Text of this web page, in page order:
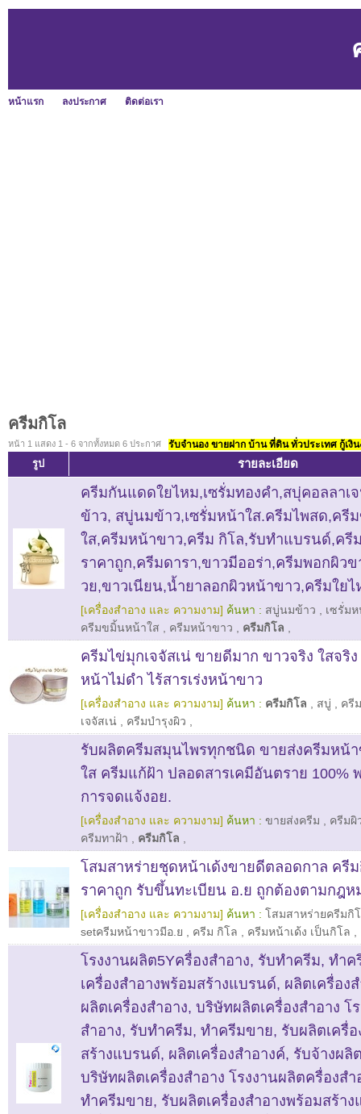
หน้าแรก ลงประกาศ ติดต่อเรา
ครีมกิโล
หน้า 1 แสดง 1 - 6 จากทั้งหมด 6 ประกาศ รับจำนอง ขายฝาก บ้าน ที่ดิน ทั่วประเทศ กู้เงิ
รูป รายละเอียด
ครีมกันแดดใยไหม,เซรั่มทองคำ,สบุ่คอลลาเ
ข้าว, สบู่นมข้าว,เซรั่มหน้าใส.ครีมไพสด,ครี
ใส,ครีมหน้าขาว,ครีม กิโล,รับทำแบรนด์,ครี
ราคาถูก,ครีมดารา,ขาวมีออร่า,ครีมพอกผิวข
วย,ขาวเนียน,น้ำยาลอกผิวหน้าขาว,ครีมใย
[เครื่องสำอาง และ ความงาม] ค้นหา : สบู่นมข้าว
เซรั่ม
ครีมขมิ้นหน้าใส
ครีมหน้าขาว ครีมกิโล
ครีมไข่มุกเจจัสเน่ ขายดีมาก ขาวจริง ใสจริ
หน้าไม่ดำ ไร้สารเร่งหน้าขาว
[เครื่องสำอาง และ ความงาม] ค้นหา : ครีมกิโล สบู่
ครี
เจจัสเน่
ครีมบำรุงผิว
รับผลิตครีมสมุนไพรทุกชนิด ขายส่งครีมหน้
ใส ครีมแก้ฝ้า ปลอดสารเคมีอันตราย 100%
การจดแจ้งอย.
[เครื่องสำอาง และ ความงาม] ค้นหา : ขายส่งครีม
ครีมผิ
ครีมทาฝ้า
ครีมกิโล
โสมสาหร่ายชุดหน้าเด้งขายดีตลอดกาล ครีม
ราคาถูก รับขึ้นทะเบียน อ.ย ถูกต้องตามกฎห
[เครื่องสำอาง และ ความงาม] ค้นหา : โสมสาหร่ายครีมกิ
setครีมหน้าขาวมีอ.ย
ครีม กิโล ครีมหน้าเด้ง เป็นกิโล
โรงงานผลิต5Yครื่องสำอาง, รับทำครีม, ทำ
เครื่องสำอางพร้อมสร้างแบรนด์, ผลิตเครื่อง
ผลิตเครื่องสำอาง, บริษัทผลิตเครื่องสำอาง โ
สำอาง, รับทำครีม, ทำครีมขาย, รับผลิตเครื่
สร้างแบรนด์, ผลิตเครื่องสำอางค์, รับจ้างผลิ
บริษัทผลิตเครื่องสำอาง โรงงานผลิตครื่องส
ทำครีมขาย, รับผลิตเครื่องสำอางพร้อมสร้า